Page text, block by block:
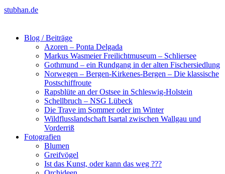
stubhan.de
Blog / Beiträge
Azoren – Ponta Delgada
Markus Wasmeier Freilichtmuseum – Schliersee
Gothmund – ein Rundgang in der alten Fischersiedlung
Norwegen – Bergen-Kirkenes-Bergen – Die klassische
Postschiffroute
Rapsblüte an der Ostsee in Schleswig-Holstein
Schellbruch – NSG Lübeck
Die Trave im Sommer oder im Winter
Wildflusslandschaft Isartal zwischen Wallgau und
Vorderriß
Fotografien
Blumen
Greifvögel
Ist das Kunst, oder kann das weg ???